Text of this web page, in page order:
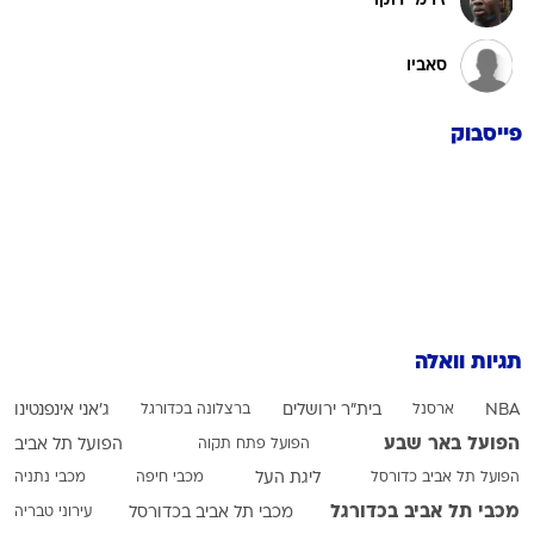
סאביו
פייסבוק
תגיות וואלה
NBA ארסנל בית"ר ירושלים ברצלונה בכדורגל ג'אני אינפנטינו
הפועל באר שבע הפועל פתח תקוה הפועל תל אביב
הפועל תל אביב כדורסל ליגת העל מכבי חיפה מכבי נתניה
מכבי תל אביב בכדורגל מכבי תל אביב בכדורסל עירוני טבריה